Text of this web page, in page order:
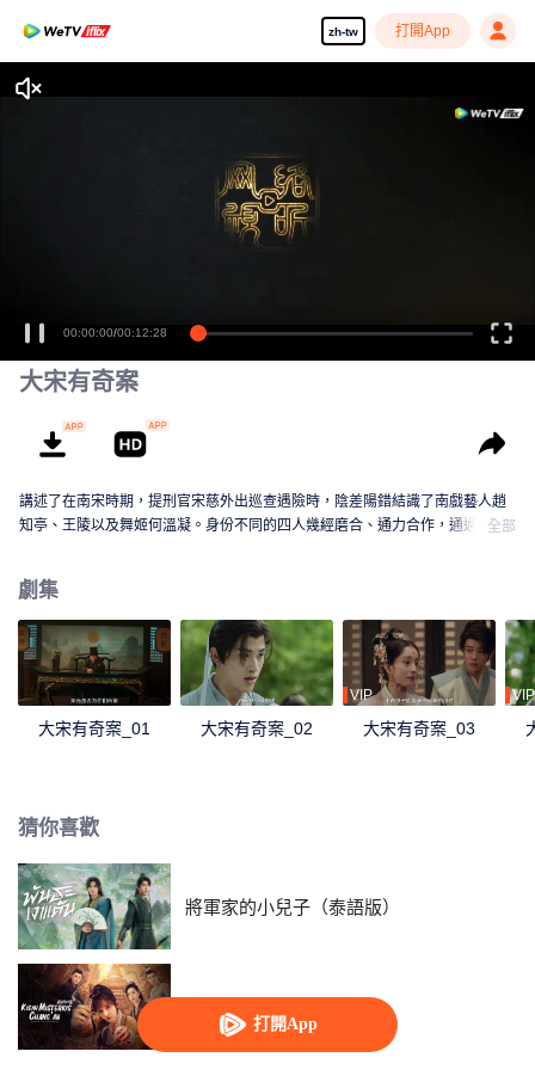
zh-tw 打開App
打開App
00:00:00/00:12:28
大宋有奇案
講述了在南宋時期，提刑官宋慈外出巡查遇險時，陰差陽錯結識了南戲藝人趙
知亭、王陵以及舞姬何溫凝。身份不同的四人幾經磨合、通力合作，通過推理
全部
劇集
大宋有奇案_01 大宋有奇案_02
VIP
大宋有奇案_03
VIP
猜你喜歡
將軍家的小兒子（泰語版）